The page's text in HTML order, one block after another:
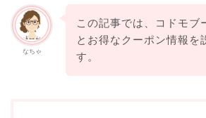
なちゃ
この記事では、コドモブ
とお得なクーポン情報を
す。